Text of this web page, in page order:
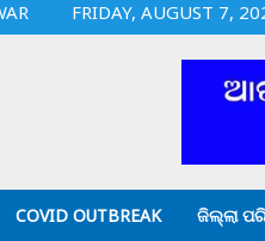
FRIDAY, AUGUST 7,
COVID OUTBREAK ଜିଲ୍ଲା